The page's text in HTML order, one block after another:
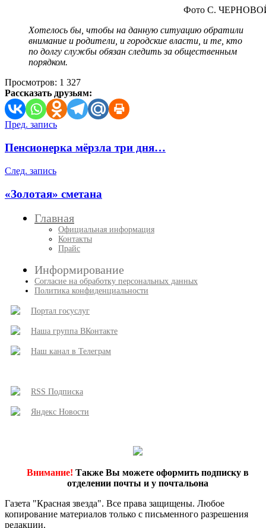
Фото С.
Хотелось бы, чтобы на данную ситуацию обратили
внимание и родители, и городские власти, и те, кто
по долгу службы обязан следить за общественным
порядком.
Просмотров: 1 327
Рассказать друзьям:
Навигация
по
записям
Пред. запись
Пенсионерка мёрзла три дня…
След. запись
«Золотая» сметана
Главная
Официальная информация
Контакты
Прайс
Информирование
Согласие на обработку персональных данных
Политика конфиденциальности
Портал госуслуг
Наша группа ВКонтакте
Наш канал в Телеграм
RSS Подписка
Яндекс Новости
Внимание! Также Вы можете оформить подписку в
отделении почты и у почтальона
Газета "Красная звезда". Все права защищены. Любое
копирование материалов только с письменного разрешения
редакции.